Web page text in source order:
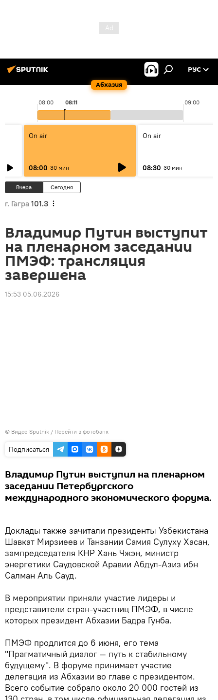
Абхазия
РУС
08:00 09:00
08:11
On air
08:00 30 мин
On air
08:30 30 мин
Вчера Сегодня
г. Гагра 101.3
Владимир Путин выступит
на пленарном заседании
ПМЭФ: трансляция
завершена
15:53 05.06.2026
© Видео Sputnik / Перейти в фотобанк
Подписаться
Владимир Путин выступил на пленарном
заседании Петербургского
международного экономического форума.
Доклады также зачитали президенты Узбекистана
Шавкат Мирзиеев и Танзании Самия Сулуху Хасан,
зампредседателя КНР Хань Чжэн, министр
энергетики Саудовской Аравии Абдул-Азиз ибн
Салман Аль Сауд.
В мероприятии приняли участие лидеры и
представители стран-участниц ПМЭФ, в числе
которых президент Абхазии Бадра Гунба.
ПМЭФ продлится до 6 июня, его тема
"Прагматичный диалог — путь к стабильному
будущему". В форуме принимает участие
делегация из Абхазии во главе с президентом.
Всего событие собрало около 20 000 гостей из